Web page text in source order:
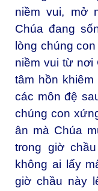
niềm vui, mở
Chúa đang
lòng chúng
niềm vui từ nơi
tâm hồn
các môn đệ
chúng con
ân mà Chúa
trong giờ
không ai lấy
giờ chầu này